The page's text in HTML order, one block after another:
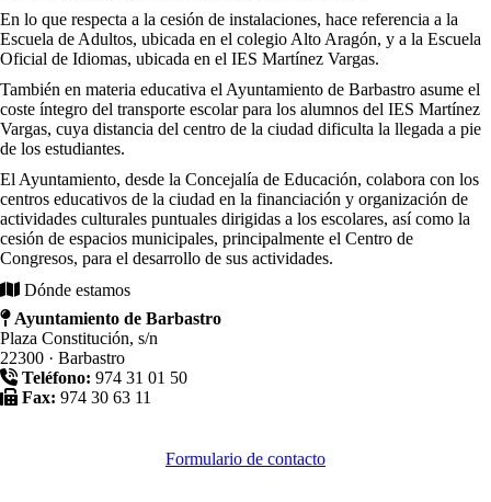
En lo que respecta a la cesión de instalaciones, hace referencia a la
Escuela de Adultos, ubicada en el colegio Alto Aragón, y a la Escuela
Oficial de Idiomas, ubicada en el IES Martínez Vargas.
También en materia educativa el Ayuntamiento de Barbastro asume el
coste íntegro del transporte escolar para los alumnos del IES Martínez
Vargas, cuya distancia del centro de la ciudad dificulta la llegada a pie
de los estudiantes.
El Ayuntamiento, desde la Concejalía de Educación, colabora con los
centros educativos de la ciudad en la financiación y organización de
actividades culturales puntuales dirigidas a los escolares, así como la
cesión de espacios municipales, principalmente el Centro de
Congresos, para el desarrollo de sus actividades.
Dónde estamos
Ayuntamiento de Barbastro
Plaza Constitución, s/n
22300 · Barbastro
Teléfono: 974 31 01 50
Fax: 974 30 63 11
Formulario de contacto